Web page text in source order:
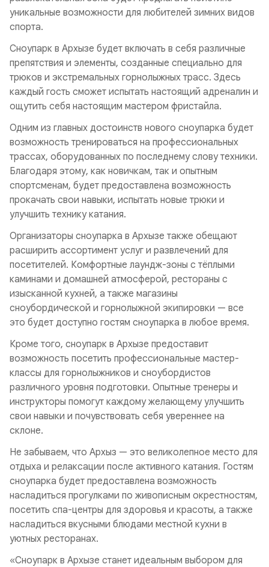
уникальные возможности для любителей зимних видов
спорта.
Сноупарк в Архызе будет включать в себя различные
препятствия и элементы, созданные специально для
трюков и экстремальных горнолыжных трасс. Здесь
каждый гость сможет испытать настоящий адреналин и
ощутить себя настоящим мастером фристайла.
Одним из главных достоинств нового сноупарка будет
возможность тренироваться на профессиональных
трассах, оборудованных по последнему слову техники.
Благодаря этому, как новичкам, так и опытным
спортсменам, будет предоставлена возможность
прокачать свои навыки, испытать новые трюки и
улучшить технику катания.
Организаторы сноупарка в Архызе также обещают
расширить ассортимент услуг и развлечений для
посетителей. Комфортные лаундж-зоны с тёплыми
каминами и домашней атмосферой, рестораны с
изысканной кухней, а также магазины
сноубордической и горнолыжной экипировки — все
это будет доступно гостям сноупарка в любое время.
Кроме того, сноупарк в Архызе предоставит
возможность посетить профессиональные мастер-
классы для горнолыжников и сноубордистов
различного уровня подготовки. Опытные тренеры и
инструкторы помогут каждому желающему улучшить
свои навыки и почувствовать себя увереннее на
склоне.
Не забываем, что Архыз — это великолепное место для
отдыха и релаксации после активного катания. Гостям
сноупарка будет предоставлена возможность
насладиться прогулками по живописным окрестностям,
посетить спа-центры для здоровья и красоты, а также
насладиться вкусными блюдами местной кухни в
уютных ресторанах.
«Сноупарк в Архызе станет идеальным выбором для